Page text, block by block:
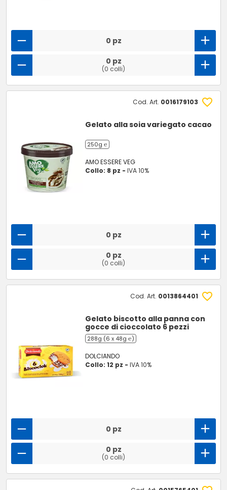
0 pz
0 pz
(0 colli)
Cod. Art. 0016179103
Gelato alla soia variegato cacao
250g ℮
AMO ESSERE VEG
Collo: 8 pz -IVA 10%
0 pz
0 pz
(0 colli)
Cod. Art. 0013864401
Gelato biscotto alla panna con
gocce di cioccolato 6 pezzi
288g (6 x 48g ℮)
DOLCIANDO
Collo: 12 pz -IVA 10%
0 pz
0 pz
(0 colli)